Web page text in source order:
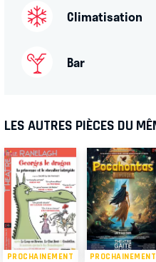
Climatisation
Bar
LES AUTRES PIÈCES DU
PROCHAINEMENT PROCHAINEMENT